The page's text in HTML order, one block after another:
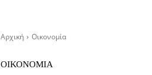
Αρχική Οικονομία
ΟΙΚΟΝΟΜΊΑ